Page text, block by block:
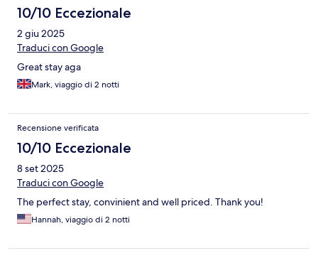
10/10 Eccezionale
2 giu 2025
Traduci con Google
Great stay aga
Mark, viaggio di 2 notti
Recensione verificata
10/10 Eccezionale
8 set 2025
Traduci con Google
The perfect stay, convinient and well priced. Thank you!
Hannah, viaggio di 2 notti